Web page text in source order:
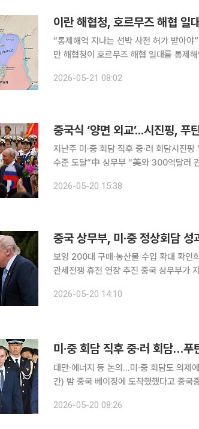
이란 해협청, 호르무즈 해협 일
“통제해역 지나는 선박 사전 허가 받아
만 해협청이 호르무즈 해협 일대를 통제해역으로 선포했다. 20일(현
역을 해협 동쪽에선 이란 쿠헤모바라크와
2026-05-21 08:02
중국식 ‘양면 외교’...시진핑, 푸
지난주 미·중 회담 직후 중·러 회담시진
수준 도달”中 상무부 “美와 300억달러
‘양면 외교’ 전략을 극적으로 보여줬다. 러
2026-05-20 15:38
중국 상무부, 미·중 정상회담
보잉 200대 구매·농산물 수입 확대 확인
관세전쟁 휴전 연장 추진 중국 상무부가 지난주 미·중 정상회담에서 도출한 합의 결과를 공식적으로
임자 명의의 문답 형태 성명을 통해 12~13
2026-05-20 14:10
미·중 회담 직후 중·러 회담…
대만·에너지 등 논의…미·중 회담도 의제에 오를 듯 블라디미르 푸틴 러시아 대통
간) 밤 중국 베이징에 도착했했다고 중
톈진시와 베이징을 방문한 이후 처음이다.
2026-05-20 08:26